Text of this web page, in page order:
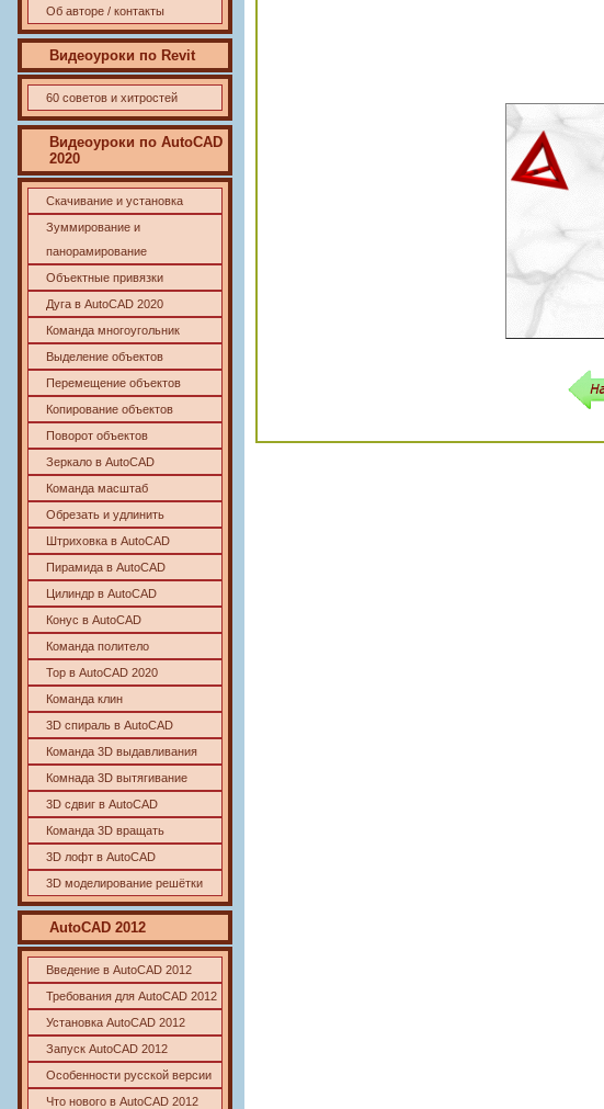
Об авторе / контакты
Видеоуроки по Revit
60 советов и хитростей
Видеоуроки по AutoCAD
2020
Скачивание и установка
Зуммирование и
панорамирование
Объектные привязки
Дуга в AutoCAD 2020
Команда многоугольник
Выделение объектов
Перемещение объектов
Копирование объектов
Поворот объектов
Зеркало в AutoCAD
Команда масштаб
Обрезать и удлинить
Штриховка в AutoCAD
Пирамида в AutoCAD
Цилиндр в AutoCAD
Конус в AutoCAD
Команда политело
Тор в AutoCAD 2020
Команда клин
3D спираль в AutoCAD
Команда 3D выдавливания
Комнада 3D вытягивание
3D сдвиг в AutoCAD
Команда 3D вращать
3D лофт в AutoCAD
3D моделирование решётки
AutoCAD 2012
Введение в AutoCAD 2012
Требования для AutoCAD 2012
Установка AutoCAD 2012
Запуск AutoCAD 2012
Особенности русской версии
Что нового в AutoCAD 2012